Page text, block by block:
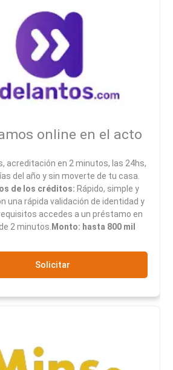
online en el acto
acreditación en 2 minutos, las 24hs,
del año y sin moverte de tu casa.
de los créditos: Rápido, simple y
una rápida validación de identidad y
accedes a un préstamo en
2 minutos. Monto: hasta 800 mil
Solicitar